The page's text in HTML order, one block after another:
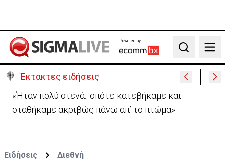
Powered by:
Search
Έκτακτες ειδήσεις
Σήμερα στο Ζακάκι το τελευταίο αντίο στον
17χρονο Μάριο-Γαβριήλ
Ειδήσεις Διεθνή